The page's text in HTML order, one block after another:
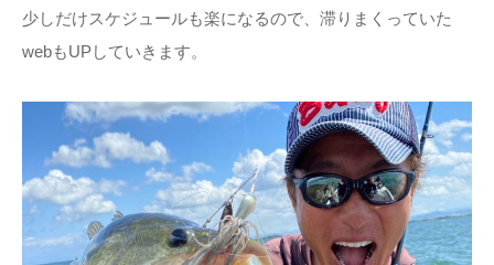
少しだけスケジュールも楽になるので、滞りまくっていた
webもUPしていきます。